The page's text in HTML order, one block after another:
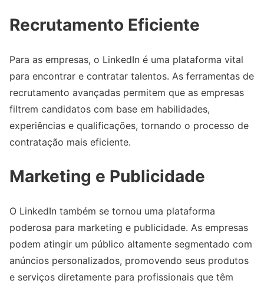
Recrutamento Eficiente
Para as empresas, o LinkedIn é uma plataforma vital
para encontrar e contratar talentos. As ferramentas de
recrutamento avançadas permitem que as empresas
filtrem candidatos com base em habilidades,
experiências e qualificações, tornando o processo de
contratação mais eficiente.
Marketing e Publicidade
O LinkedIn também se tornou uma plataforma
poderosa para marketing e publicidade. As empresas
podem atingir um público altamente segmentado com
anúncios personalizados, promovendo seus produtos
e serviços diretamente para profissionais que têm